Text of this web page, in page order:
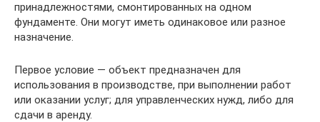
принадлежностями, смонтированных на одном
фундаменте. Они могут иметь одинаковое или разное
назначение.
Первое условие — объект предназначен для
использования в производстве, при выполнении работ
или оказании услуг; для управленческих нужд, либо для
сдачи в аренду.